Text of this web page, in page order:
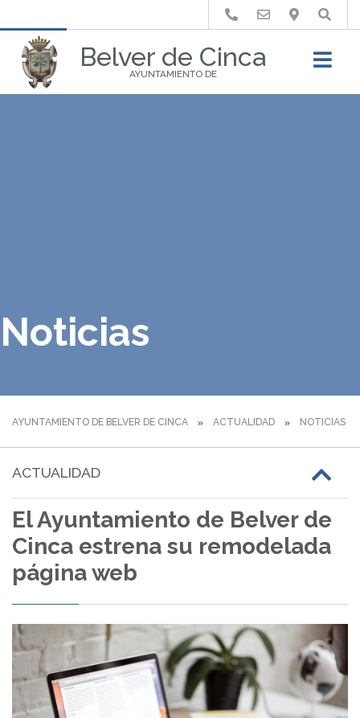
Belver de Cinca
AYUNTAMIENTO DE
Buscar
Noticias
AYUNTAMIENTO DE BELVER DE CINCA ACTUALIDAD NOTICIAS
ACTUALIDAD
El Ayuntamiento de Belver de
Cinca estrena su remodelada
página web